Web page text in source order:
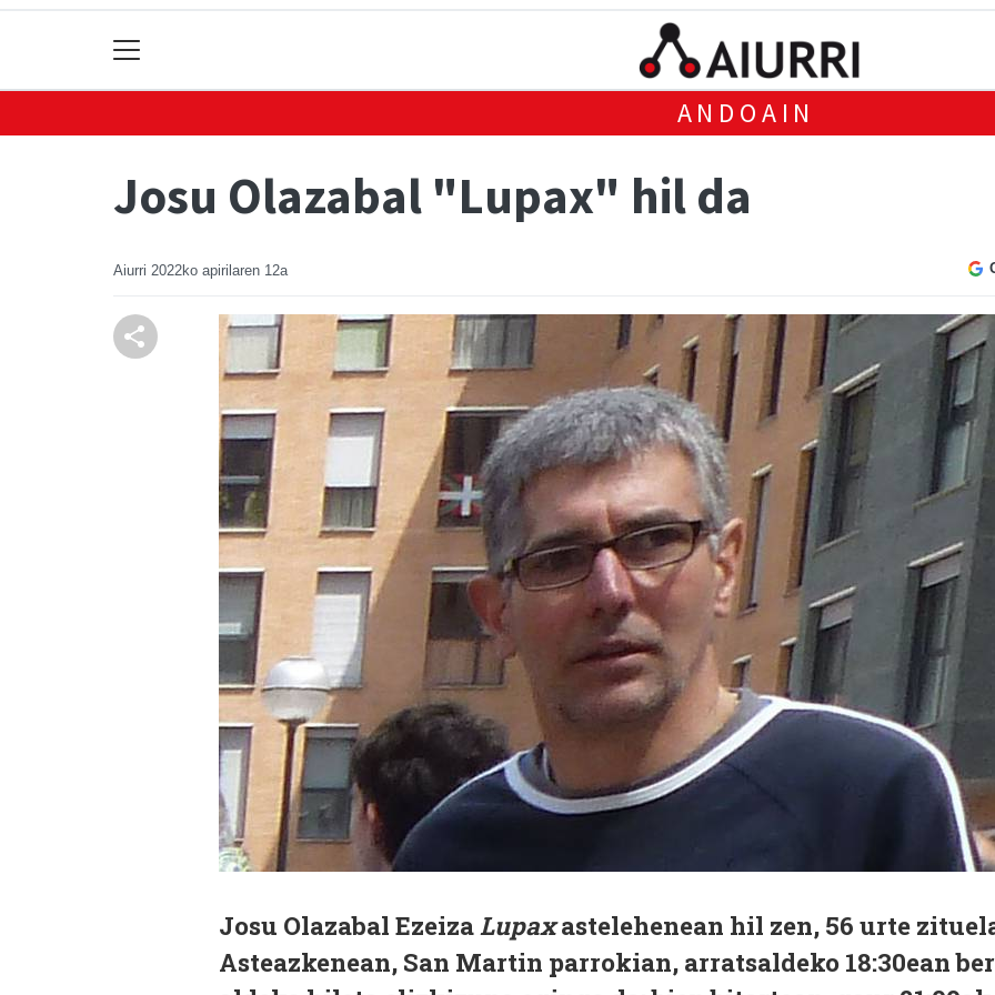
ANDOAIN
Josu Olazabal "Lupax" hil da
Aiurri 2022ko apirilaren 12a
Josu Olazabal Ezeiza Lupaxastelehenean hil zen, 56 urte
Asteazkenean, San Martin parrokian, arratsaldeko 18:30ean